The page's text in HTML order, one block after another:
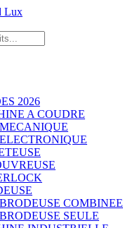
2026
A COUDRE
MECANIQUE
ELECTRONIQUE
BRODEUSE COMBINEE
BRODEUSE SEULE